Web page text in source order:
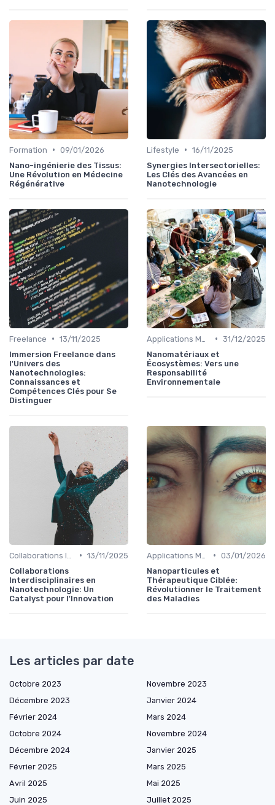
Formation • 09/01/2026
Nano-ingénierie des Tissus:
Une Révolution en Médecine
Régénérative
Lifestyle • 16/11/2025
Synergies Intersectorielles:
Les Clés des Avancées en
Nanotechnologie
Freelance • 13/11/2025
Immersion Freelance dans
l'Univers des
Nanotechnologies:
Connaissances et
Compétences Clés pour Se
Distinguer
• 31/12/2025
Nanomatériaux et
Écosystèmes: Vers une
Responsabilité
Environnementale
• 13/11/2025
Collaborations
Interdisciplinaires en
Nanotechnologie: Un
Catalyst pour l'Innovation
• 03/01/2026
Nanoparticules et
Thérapeutique Ciblée:
Révolutionner le Traitement
des Maladies
Les articles par date
Octobre 2023
Novembre 2023
Décembre 2023
Janvier 2024
Février 2024
Mars 2024
Octobre 2024
Novembre 2024
Décembre 2024
Janvier 2025
Février 2025
Mars 2025
Avril 2025
Mai 2025
Juin 2025
Juillet 2025